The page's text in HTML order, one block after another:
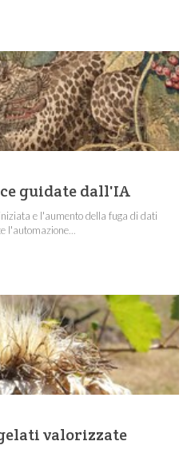
guidate dall'IA
e l'aumento della fuga di dati
valorizzate